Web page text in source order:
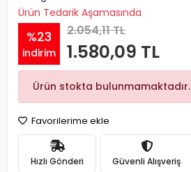
Ürün Tedarik Aşamasında
%23
indirim
2.054,11 TL
1.580,09 TL
Ürün stokta bulunmamaktadır.
Favorilerime ekle
Hızlı Gönderi Güvenli Alışveriş